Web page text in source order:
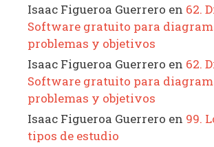
Isaac Figueroa Guerrero en 62.
Software gratuito para
problemas y objetivos
Isaac Figueroa Guerrero en 62.
Software gratuito para
problemas y objetivos
Isaac Figueroa Guerrero en 99.
tipos de estudio